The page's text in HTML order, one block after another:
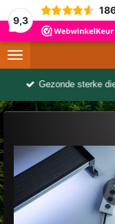
9,3
Gezonde sterke